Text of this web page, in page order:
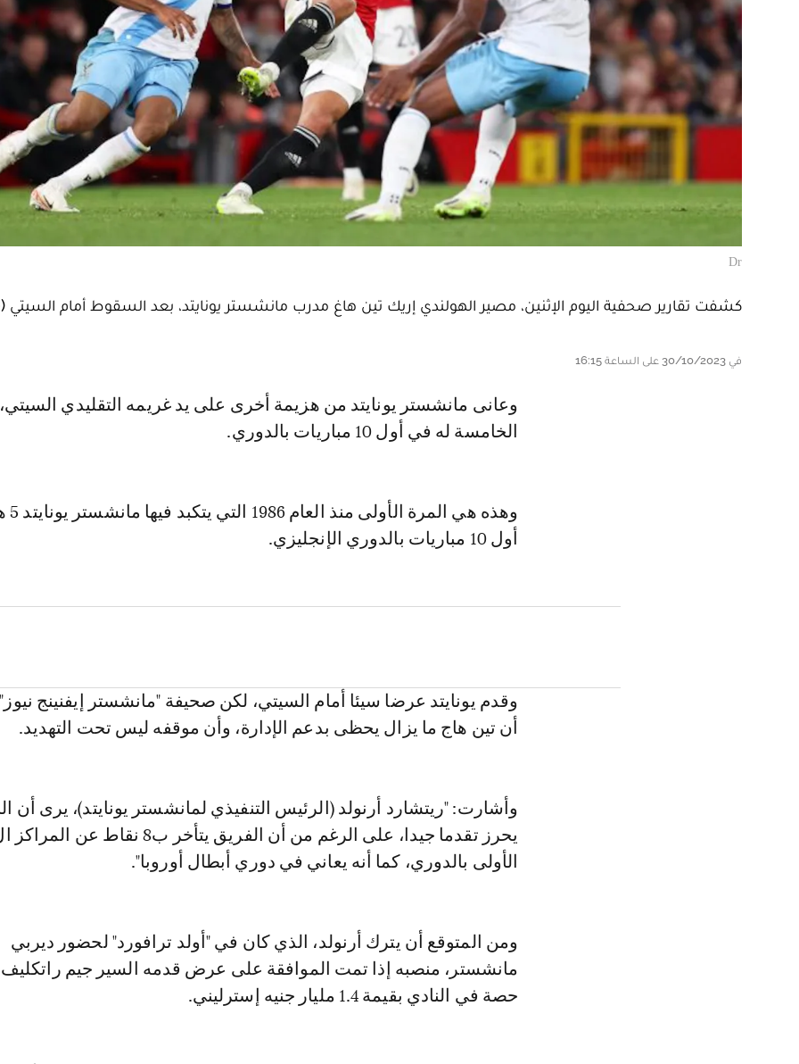
Dr
كشفت تقارير صحفية اليوم الإثنين، مصير الهولندي إريك تين هاغ مدرب مانشستر يونايتد، بعد السقوط أمام السيتي (0-3).
في 30/10/2023 على الساعة 16:15
وعانى مانشستر يونايتد من هزيمة أخرى على يد غريمه التقليدي السيتي، وهي
الخامسة له في أول 10 مباريات بالدوري.
وهذه
أول 10 مباريات بالدوري الإنجليزي.
وقدم يونايتد عرضا سيئا أمام السيتي، لكن صحيفة "مانشستر إيفنينج
أن تين هاج ما يزال يحظى بدعم الإدارة، وأن موقفه ليس تحت التهديد.
وأشارت: "ريتشارد أرنولد (الرئيس التنفيذي لمانشستر يونايتد)، يرى أن
الأولى بالدوري، كما أنه يعاني في دوري أبطال أوروبا".
ومن المتوقع أن يترك أرنولد، الذي كان في "أولد ترافورد" لحضور ديربي
مانشستر، منصبه إذا تمت الموافقة على عرض قدمه السير جيم
حصة في النادي بقيمة 1.4 مليار جنيه إسترليني.